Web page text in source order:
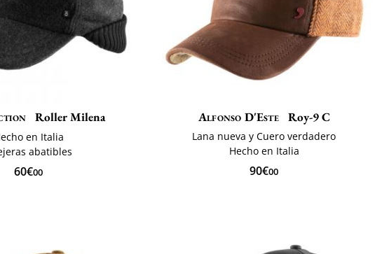
Roller Milena
en Italia
abatibles
60€00
Alfonso D'Este Roy-9 C
Lana nueva y Cuero verdadero
Hecho en Italia
90€00